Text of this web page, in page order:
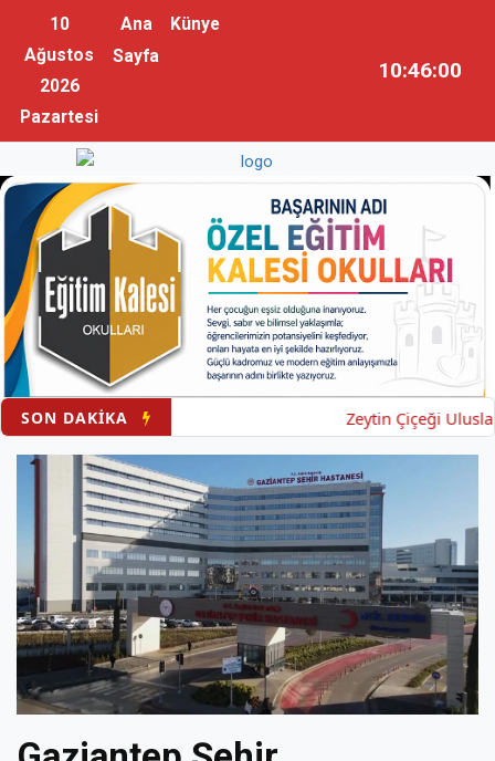
10
Ağustos
2026
Pazartesi
Ana
Sayfa
Künye
10:46:01
SON DAKİKA Zeytin Çiçeği